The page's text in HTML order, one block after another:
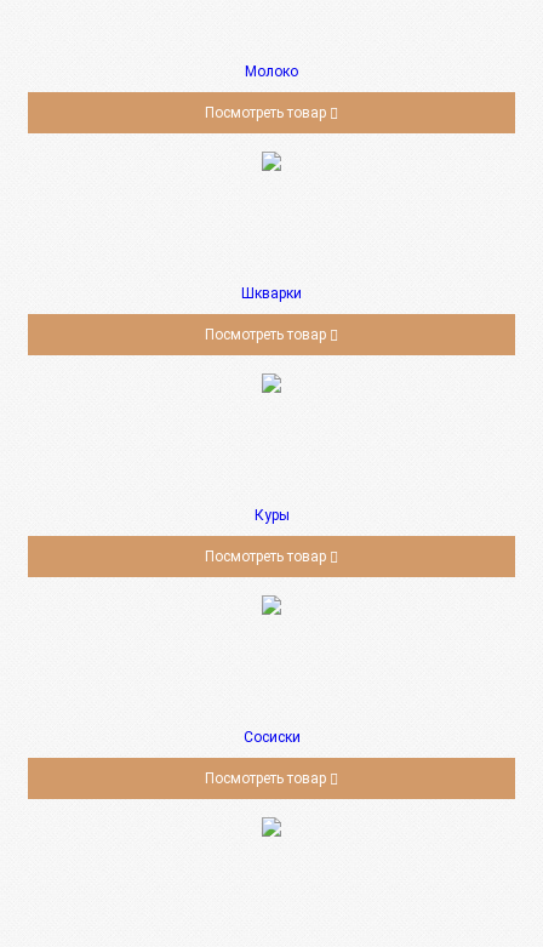
Молоко
Посмотреть товар
Шкварки
Посмотреть товар
Куры
Посмотреть товар
Сосиски
Посмотреть товар